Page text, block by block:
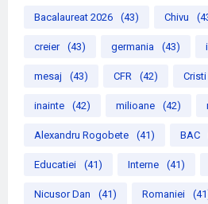
Bacalaureat 2026 (43) Chivu
creier (43) germania (43)
mesaj (43) CFR (42) Cristi
inainte (42) milioane (42)
Alexandru Rogobete (41) BAC
Educatiei (41) Interne (41)
Nicusor Dan (41) Romaniei